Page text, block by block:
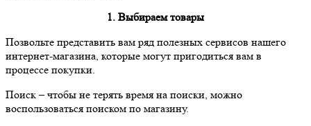
1. Выбираем товары
Позвольте представить вам ряд полезных сервисов нашего
интернет-магазина, которые могут пригодиться вам в
процессе покупки.
Поиск– чтобы не терять время на поиски, можно
воспользоваться поиском по магазину.